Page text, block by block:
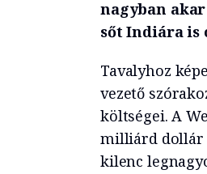
nagyban
sőt Indiára is
Tavalyhoz
vezető
költségei. A
milliárd dollár
kilenc